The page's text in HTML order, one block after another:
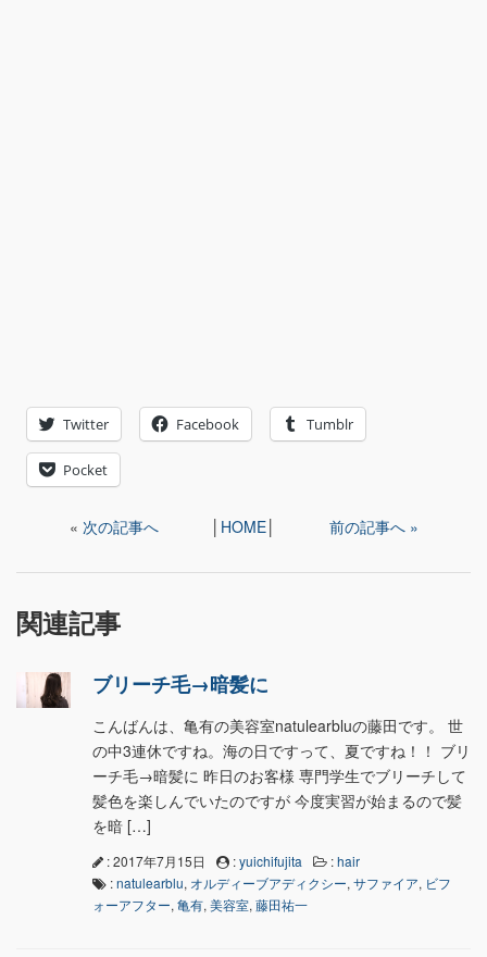
Twitter Facebook Tumblr
Pocket
« 次の記事へ │ HOME│ 前の記事へ »
関連記事
ブリーチ毛→暗髪に
こんばんは、亀有の美容室natulearbluの藤田です。 世
の中3連休ですね。海の日ですって、夏ですね！！ ブリ
ーチ毛→暗髪に 昨日のお客様 専門学生でブリーチして
髪色を楽しんでいたのですが 今度実習が始まるので髪
を暗 […]
: 2017年7月15日 :yuichifujita :hair
:natulearblu, オルディーブアディクシー, サファイア, ビフ
ォーアフター, 亀有, 美容室, 藤田祐一